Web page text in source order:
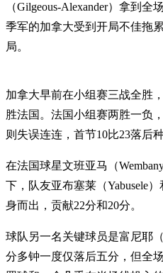
（Gilgeous-Alexander）拿到
季军的加拿大受到开局不佳拖
局。
加拿大早前在小组赛三战全胜
胜法国。法国小组赛两胜一负
则失误连连，首节10比23落后种
在法国球星文班亚马（
下，队友亚布塞莱（Yabusele
身而出，贡献22分和20分。
球队另一名关键球员是富尼耶
分多钟一度仅落后五分，但全